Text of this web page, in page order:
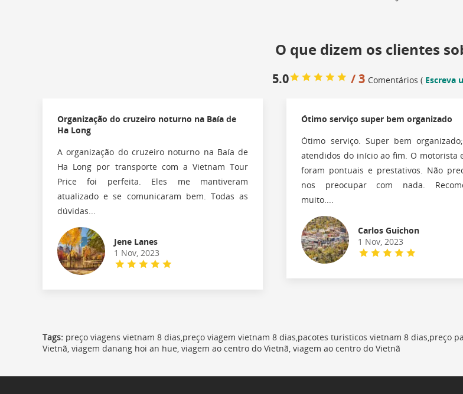
O que dizem os clientes
5.0 / 3 Comentários ( Escreva
Organização do cruzeiro noturno na Baía de
Ha Long
A organização do cruzeiro noturno na Baía de
Ha Long por transporte com a Vietnam Tour
Price foi perfeita. Eles me mantiveram
atualizado e se comunicaram bem. Todas as
dúvidas...
Jene Lanes
1 Nov, 2023
Ótimo serviço super bem organizado
Ótimo serviço. Super bem
atendidos do início ao fim. O motorista
foram pontuais e prestativos. Não
nos preocupar com nada.
muito....
Carlos Guichon
1 Nov, 2023
Tags: preço viagens vietnam 8 dias,preço viagem vietnam 8 dias,pacotes turisticos vietnam 8 dias,preço
Vietnã, viagem danang hoi an hue, viagem ao centro do Vietnã, viagem ao centro do Vietnã